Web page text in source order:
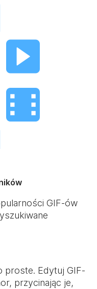
GIF-ów
proste. Edytuj GIF-
przycinając je,